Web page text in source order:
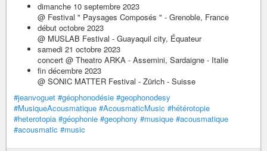
dimanche 10 septembre 2023
@ Festival " Paysages Composés " - Grenoble, France
début octobre 2023
@ MUSLAB Festival - Guayaquil city, Équateur
samedi 21 octobre 2023
concert @ Theatro ARKA - Assemini, Sardaigne - Italie
fin décembre 2023
@ SONIC MATTER Festival - Zürich - Suisse
#jeanvoguet #géophonodésie #geophonodesy
#MusiqueAcousmatique #AcousmaticMusic #hétérotopie
#heterotopia #géophonie #geophony #musique #acousmatique
#acousmatic #music